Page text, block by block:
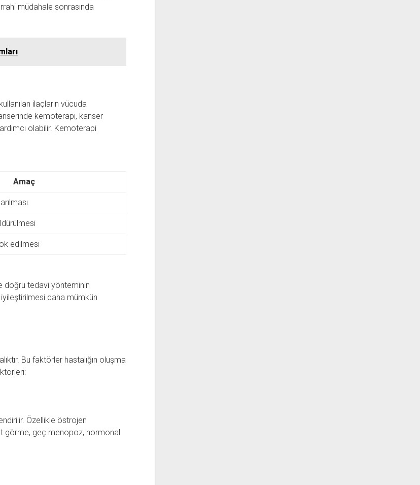
müdahale sonrasında
ilaçların vücuda
kemoterapi, kanser
olabilir. Kemoterapi
Amaç
edilmesi
doğru tedavi yönteminin
iyileştirilmesi daha mümkün
Bu faktörler hastalığın oluşma
Özellikle östrojen
görme, geç menopoz, hormonal